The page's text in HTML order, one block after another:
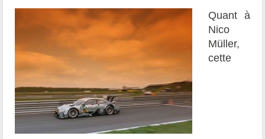
Quant à
Nico
Müller,
cette